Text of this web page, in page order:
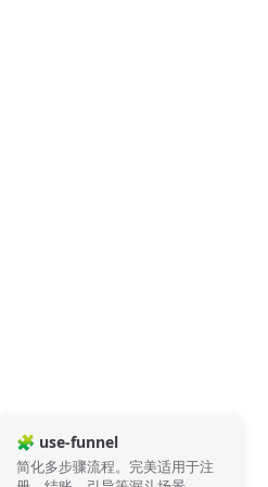
🧩 use-funnel
简化多步骤流程。完美适用于注